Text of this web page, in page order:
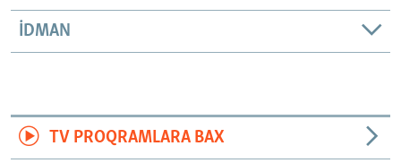
İDMAN
TV PROQRAMLARA BAX